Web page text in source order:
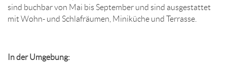
sind buchbar von Mai bis September und sind ausgestattet
mit Wohn- und Schlafräumen, Miniküche und Terrasse.
In der Umgebung: